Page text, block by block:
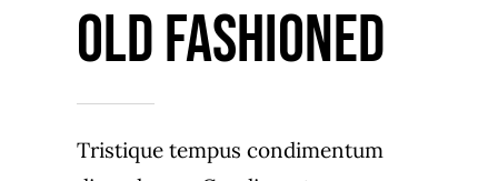
Old Fashioned
Tristique tempus condimentum